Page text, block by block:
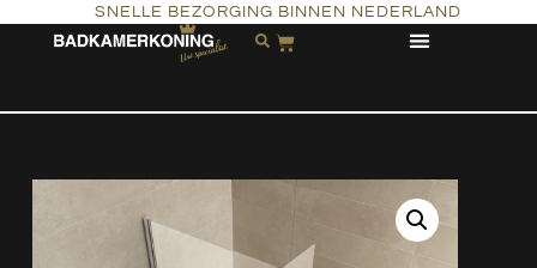
SNELLE BEZORGING BINNEN NEDERLAND